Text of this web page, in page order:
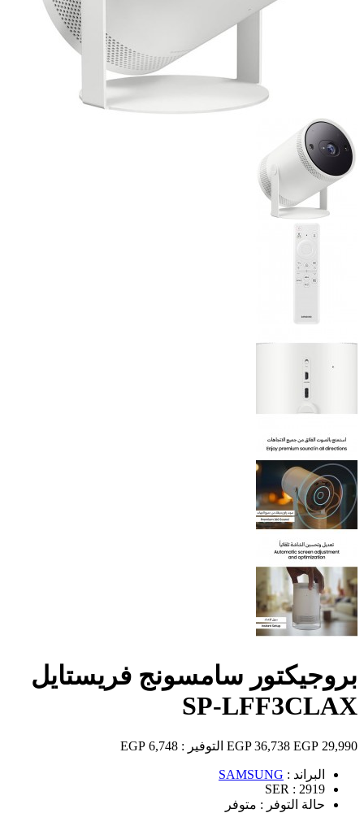
بروجيكتور سامسونج فريستايل
SP-LFF3CLAX
29,990 EGP
36,738 EGP التوفير : 6,748 EGP
البراند : SAMSUNG
SER : 2919
حالة التوفر : متوفر